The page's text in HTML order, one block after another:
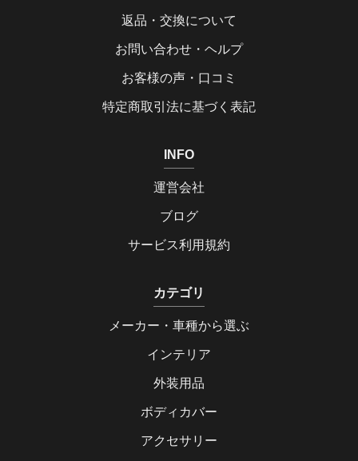
返品・交換について
お問い合わせ・ヘルプ
お客様の声・口コミ
特定商取引法に基づく表記
INFO
運営会社
ブログ
サービス利用規約
カテゴリ
メーカー・車種から選ぶ
インテリア
外装用品
ボディカバー
アクセサリー